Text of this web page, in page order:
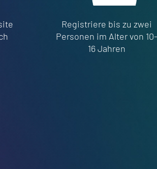
Registriere bis zu zwei
Personen im Alter von 10-
16 Jahren